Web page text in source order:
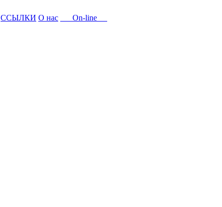
ССЫЛКИ О нас On-line